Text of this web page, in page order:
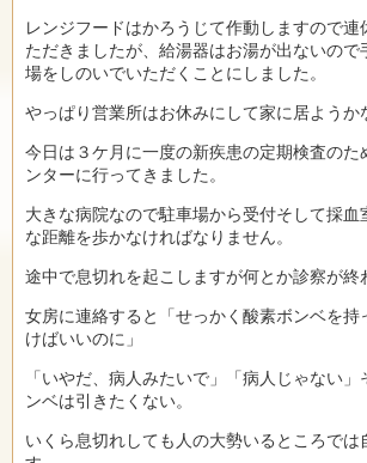
レンジフードはかろうじて作動しますので
ただきましたが、給湯器はお湯が出ないので
場をしのいでいただくことにしました。
やっぱり営業所はお休みにして家に居ようか
今日は３ケ月に一度の新疾患の定期検査のた
ンターに行ってきました。
大きな病院なので駐車場から受付そして採血
な距離を歩かなければなりません。
途中で息切れを起こしますが何とか診察が終
女房に連絡すると「せっかく酸素ボンベを持
けばいいのに」
「いやだ、病人みたいで」「病人じゃない
ンベは引きたくない。
いくら息切れしても人の大勢いるところで